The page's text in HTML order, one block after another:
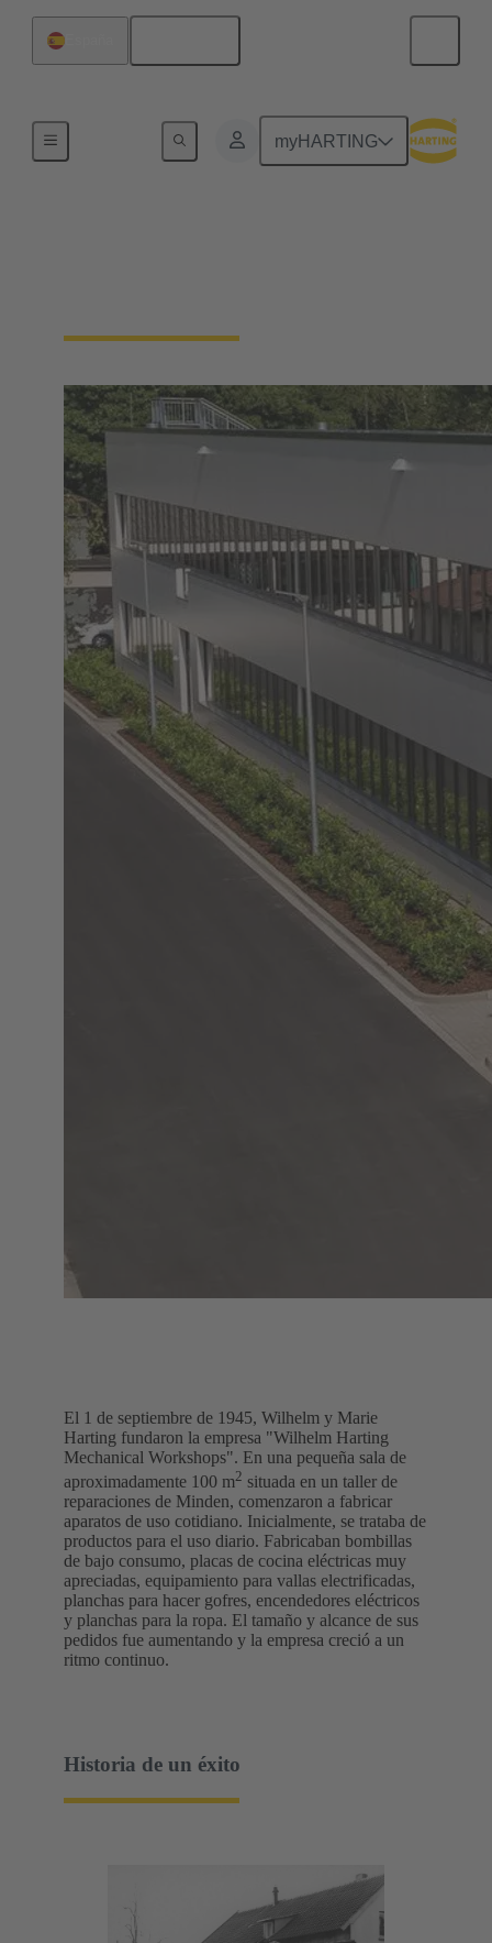
myHARTING
El 1 de septiembre de 1945, Wilhelm y Marie
Harting fundaron la empresa "Wilhelm Harting
Mechanical Workshops". En una pequeña sala de
aproximadamente 100 m2 situada en un taller de
reparaciones de Minden, comenzaron a fabricar
aparatos de uso cotidiano. Inicialmente, se trataba de
productos para el uso diario. Fabricaban bombillas
de bajo consumo, placas de cocina eléctricas muy
apreciadas, equipamiento para vallas electrificadas,
planchas para hacer gofres, encendedores eléctricos
y planchas para la ropa. El tamaño y alcance de sus
pedidos fue aumentando y la empresa creció a un
ritmo continuo.
Historia de un éxito